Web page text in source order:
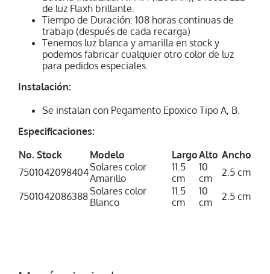
de luz Flaxh brillante.
Tiempo de Duración: 108 horas continuas de
trabajo (después de cada recarga)
Tenemos luz blanca y amarilla en stock y
podemos fabricar cualquier otro color de luz
para pedidos especiales.
Instalación:
Se instalan con Pegamento Epoxico Tipo A, B.
Especificaciones:
No. Stock
Modelo LargoAlto Ancho
7501042098404Solares color
Amarillo
11.5
cm
10
cm
2.5 cm
7501042086388Solares color
Blanco
11.5
cm
10
cm
2.5 cm